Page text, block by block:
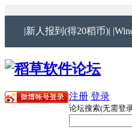
|新人报到(得20稻币)|
注册 登录
论坛搜索(无需登